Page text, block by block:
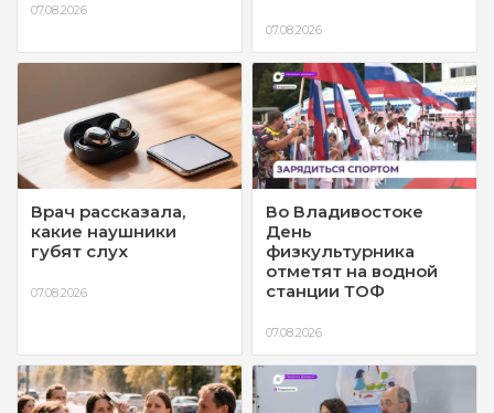
07.08.2026
Врач рассказала,
какие наушники
губят слух
07.08.2026
07.08.2026
Во Владивостоке
День
физкультурника
отметят на водной
станции ТОФ
07.08.2026